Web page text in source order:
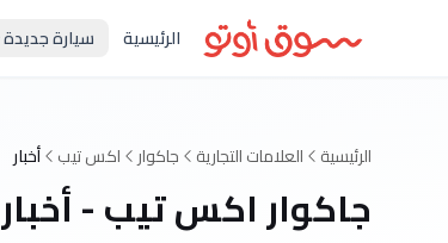
الرئيسية سيارة جديدة
الرئيسية العلامات التجارية جاكوار اكس تيب أخبار
جاكوار اكس تيب - أخبار